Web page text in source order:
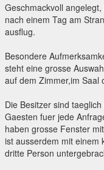
Geschmackvoll
nach einem Tag am
ausflug.
Besondere
steht eine grosse
auf dem Zimmer,im Saal
Die Besitzer sind
Gaesten fuer jede
haben grosse Fenster
ist ausserdem mit einem
dritte Person